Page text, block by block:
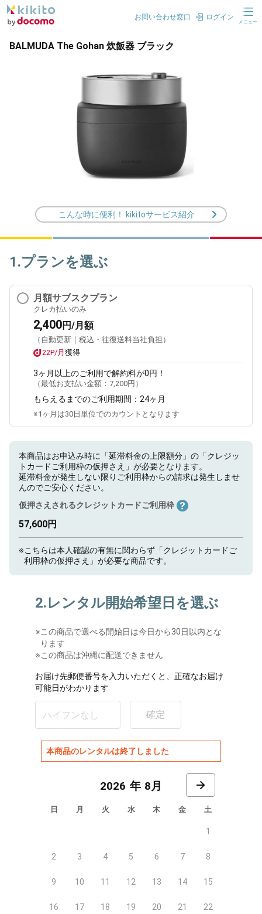
お問い合わせ窓口 ログイン
メニュー
BALMUDA The Gohan 炊飯器 ブラック
こんな時に便利！ kikitoサービス紹介
1.プランを選ぶ
月額サブスクプラン
クレカ払いのみ
2,400円/月額
（自動更新｜税込・往復送料当社負担）
22P/月 獲得
3ヶ月 以上のご利用で解約料が0円！
（最低お支払い金額： 7,200円 ）
もらえるまでのご利用期間： 24ヶ月
※1ヶ月は30日単位でのカウントとなります
本商品はお申込み時に「延滞料金の上限額分」の「クレジッ
トカードご利用枠の仮押さえ」が必要となります。
延滞料金が発生しない限りご利用枠からの請求は発生しませ
んのでご安心ください。
仮押さえされるクレジットカードご利用枠
57,600円
※こちらは本人確認の有無に関わらず「クレジットカードご
利用枠の仮押さえ」が必要な商品です。
2.レンタル開始希望日を選ぶ
※この商品で選べる開始日は今日から30日以内とな
ります
※この商品は沖縄に配送できません
お届け先郵便番号を入力いただくと、正確なお届け
可能日がわかります
確定
本商品のレンタルは終了しました
8月
日 月 火 水 木 金 土
1
2 3 4 5 6 7 8
9 10 11 12 13 14 15
16 17 18 19 20 21 22